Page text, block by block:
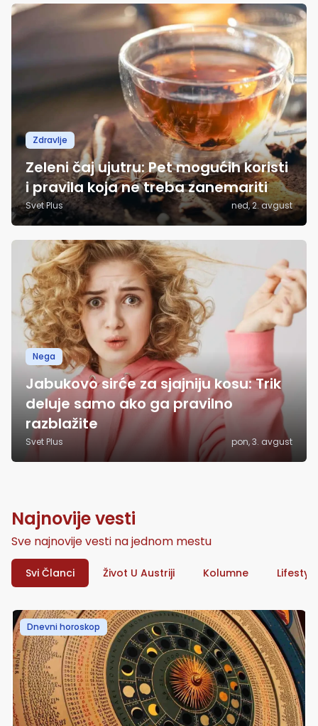
Zdravlje
Zeleni čaj ujutru: Pet mogućih koristi
i pravila koja ne treba zanemariti
Svet Plus ned, 2. avgust
Nega
Jabukovo sirće za sjajniju kosu: Trik
deluje samo ako ga pravilno
razblažite
Svet Plus pon, 3. avgust
Najnovije vesti
Sve najnovije vesti na jednom mestu
Svi Članci Život U Austriji Kolumne Lifestyle
Dnevni horoskop